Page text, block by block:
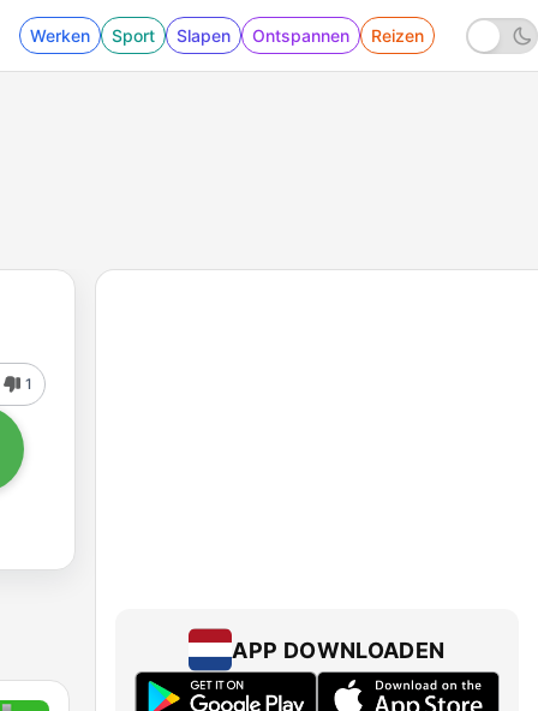
Werken Sport Slapen Ontspannen Reizen
1
APP DOWNLOADEN